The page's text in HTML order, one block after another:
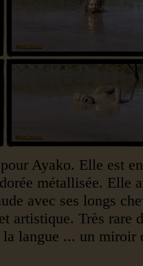
Ayako. Elle est
métallisée. Elle
avec ses longs
artistique. Très rare
la langue ... un miroir